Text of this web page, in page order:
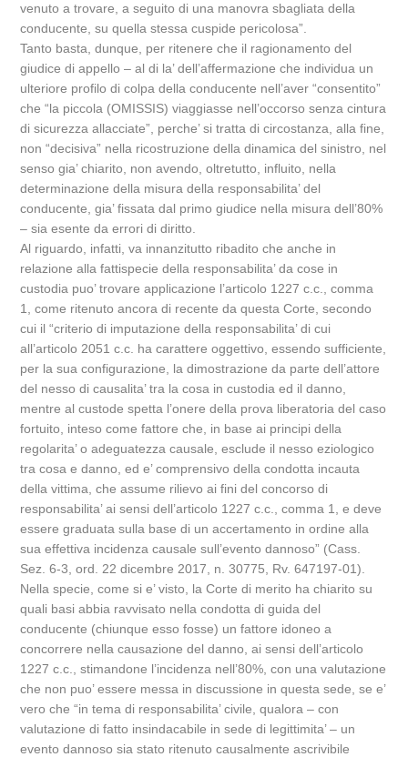
venuto a trovare, a seguito di una manovra sbagliata della
conducente, su quella stessa cuspide pericolosa”.
Tanto basta, dunque, per ritenere che il ragionamento del
giudice di appello – al di la’ dell’affermazione che individua un
ulteriore profilo di colpa della conducente nell’aver “consentito”
che “la piccola (OMISSIS) viaggiasse nell’occorso senza cintura
di sicurezza allacciate”, perche’ si tratta di circostanza, alla fine,
non “decisiva” nella ricostruzione della dinamica del sinistro, nel
senso gia’ chiarito, non avendo, oltretutto, influito, nella
determinazione della misura della responsabilita’ del
conducente, gia’ fissata dal primo giudice nella misura dell’80%
– sia esente da errori di diritto.
Al riguardo, infatti, va innanzitutto ribadito che anche in
relazione alla fattispecie della responsabilita’ da cose in
custodia puo’ trovare applicazione l’articolo 1227 c.c., comma
1, come ritenuto ancora di recente da questa Corte, secondo
cui il “criterio di imputazione della responsabilita’ di cui
all’articolo 2051 c.c. ha carattere oggettivo, essendo sufficiente,
per la sua configurazione, la dimostrazione da parte dell’attore
del nesso di causalita’ tra la cosa in custodia ed il danno,
mentre al custode spetta l’onere della prova liberatoria del caso
fortuito, inteso come fattore che, in base ai principi della
regolarita’ o adeguatezza causale, esclude il nesso eziologico
tra cosa e danno, ed e’ comprensivo della condotta incauta
della vittima, che assume rilievo ai fini del concorso di
responsabilita’ ai sensi dell’articolo 1227 c.c., comma 1, e deve
essere graduata sulla base di un accertamento in ordine alla
sua effettiva incidenza causale sull’evento dannoso” (Cass.
Sez. 6-3, ord. 22 dicembre 2017, n. 30775, Rv. 647197-01).
Nella specie, come si e’ visto, la Corte di merito ha chiarito su
quali basi abbia ravvisato nella condotta di guida del
conducente (chiunque esso fosse) un fattore idoneo a
concorrere nella causazione del danno, ai sensi dell’articolo
1227 c.c., stimandone l’incidenza nell’80%, con una valutazione
che non puo’ essere messa in discussione in questa sede, se e’
vero che “in tema di responsabilita’ civile, qualora – con
valutazione di fatto insindacabile in sede di legittimita’ – un
evento dannoso sia stato ritenuto causalmente ascrivibile